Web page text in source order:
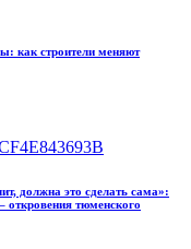
как строители меняют
должна это сделать сама»:
откровения тюменского